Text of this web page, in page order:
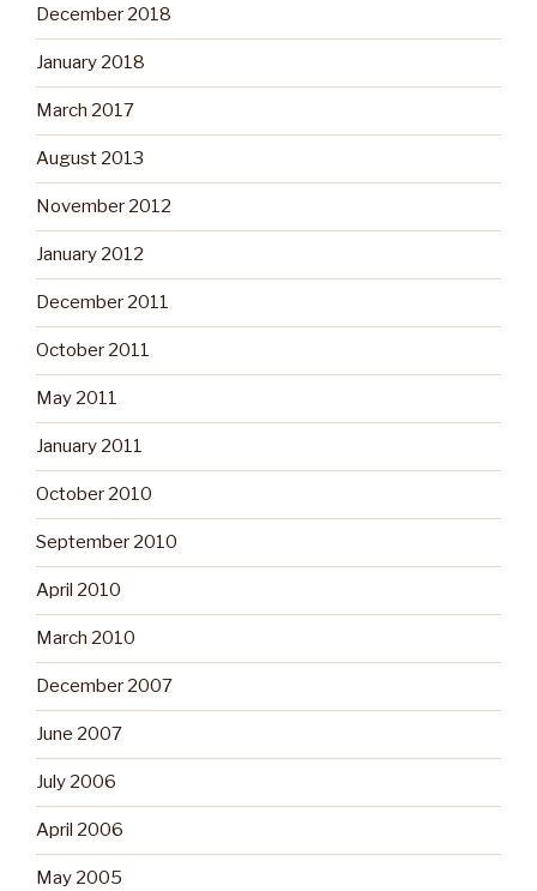
December 2018
January 2018
March 2017
August 2013
November 2012
January 2012
December 2011
October 2011
May 2011
January 2011
October 2010
September 2010
April 2010
March 2010
December 2007
June 2007
July 2006
April 2006
May 2005